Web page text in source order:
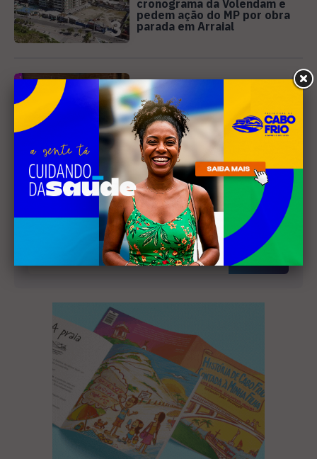
3
cronograma da Volendam e
pedem ação do MP por obra
parada em Arraial
4
DIREITOS HUMANOS
Ativista de Cabo Frio
representa o Brasil em
conferência internacional na
Holanda
Receba nossa
newsletter